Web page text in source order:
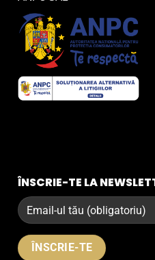
ÎNSCRIE-TE LA